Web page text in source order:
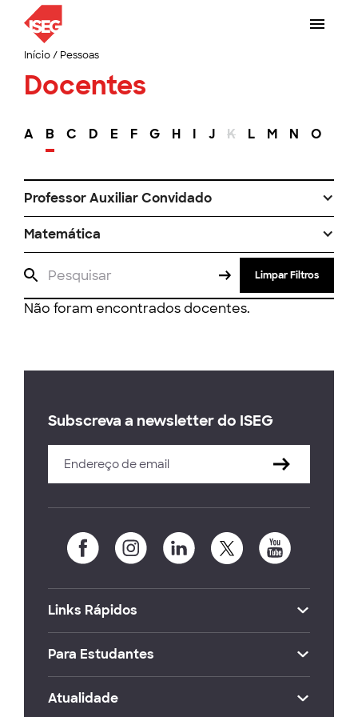
Início/ Pessoas
Docentes
A B C D E F G H I J K L M N O
Professor Auxiliar Convidado
Matemática
Limpar Filtros
Não foram encontrados docentes.
Subscreva a newsletter do ISEG
Links Rápidos
Para Estudantes
Atualidade